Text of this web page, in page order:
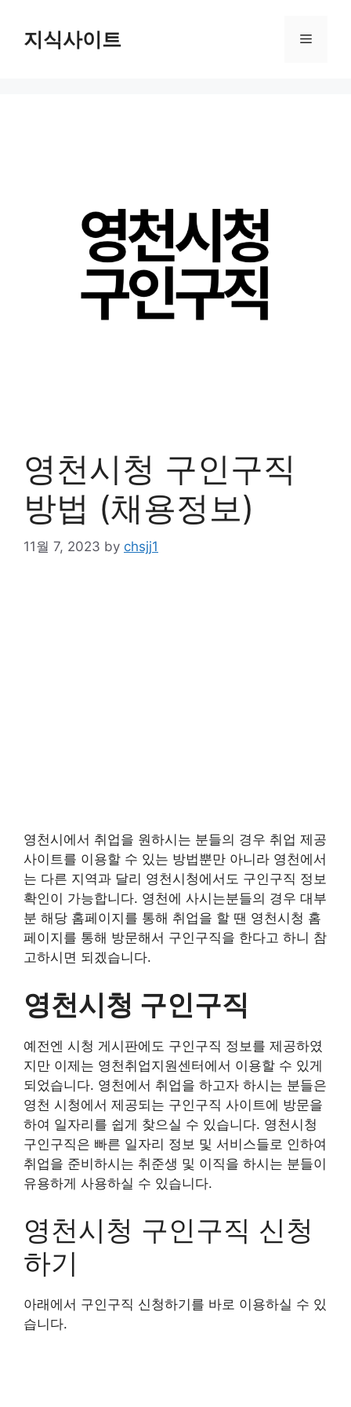
content지식사이트 Menu
영천시청 구인구직
방법 (채용정보)
11월 7, 2023 by chsjj1
영천시에서 취업을 원하시는 분들의 경우 취업 제공
사이트를 이용할 수 있는 방법뿐만 아니라 영천에서
는 다른 지역과 달리 영천시청에서도 구인구직 정보
확인이 가능합니다. 영천에 사시는분들의 경우 대부
분 해당 홈페이지를 통해 취업을 할 땐 영천시청 홈
페이지를 통해 방문해서 구인구직을 한다고 하니 참
고하시면 되겠습니다.
영천시청 구인구직
예전엔 시청 게시판에도 구인구직 정보를 제공하였
지만 이제는 영천취업지원센터에서 이용할 수 있게
되었습니다. 영천에서 취업을 하고자 하시는 분들은
영천 시청에서 제공되는 구인구직 사이트에 방문을
하여 일자리를 쉽게 찾으실 수 있습니다. 영천시청
구인구직은 빠른 일자리 정보 및 서비스들로 인하여
취업을 준비하시는 취준생 및 이직을 하시는 분들이
유용하게 사용하실 수 있습니다.
영천시청 구인구직 신청
하기
아래에서 구인구직 신청하기를 바로 이용하실 수 있
습니다.